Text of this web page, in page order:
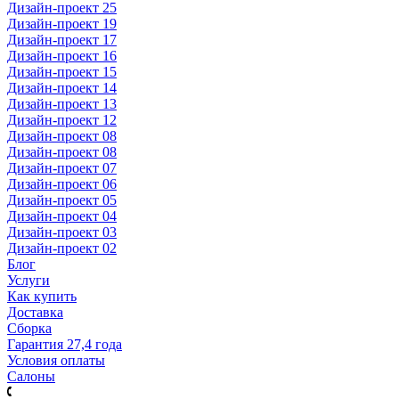
Дизайн-проект 25
Дизайн-проект 19
Дизайн-проект 17
Дизайн-проект 16
Дизайн-проект 15
Дизайн-проект 14
Дизайн-проект 13
Дизайн-проект 12
Дизайн-проект 08
Дизайн-проект 08
Дизайн-проект 07
Дизайн-проект 06
Дизайн-проект 05
Дизайн-проект 04
Дизайн-проект 03
Дизайн-проект 02
Блог
Услуги
Как купить
Доставка
Сборка
Гарантия 27,4 года
Условия оплаты
Салоны